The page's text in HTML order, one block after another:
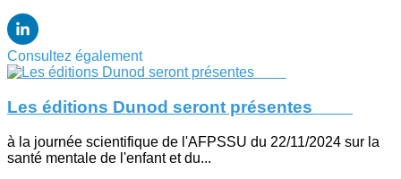
Consultez également
Les éditions Dunod seront présentes
à la journée scientifique de l'AFPSSU du 22/11/2024 sur la
santé mentale de l'enfant et du...